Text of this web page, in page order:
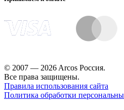
© 2007 — 2026 Arcos Россия.
Все права защищены.
Правила использования сайта
Политика обработки